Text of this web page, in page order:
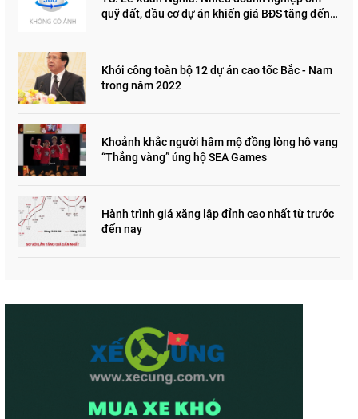
quỹ đất, đầu cơ dự án khiến giá BĐS tăng đến
Khởi công toàn bộ 12 dự án cao tốc Bắc - Nam
trong năm 2022
Khoảnh khắc người hâm mộ đồng lòng hô vang
“Thắng vàng” ủng hộ SEA Games
Hành trình giá xăng lập đỉnh cao nhất từ trước
đến nay